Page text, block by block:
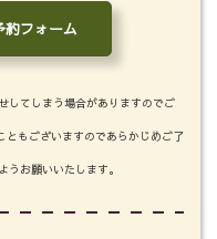
フォーム
してしまう場合がありますのでご
ともございますのであらかじめご了
うお願いいたします。